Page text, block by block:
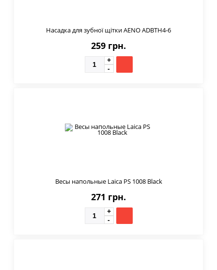
Насадка для зубної щітки AENO ADBTH4-6
259 грн.
Весы напольные Laica PS 1008 Black
271 грн.